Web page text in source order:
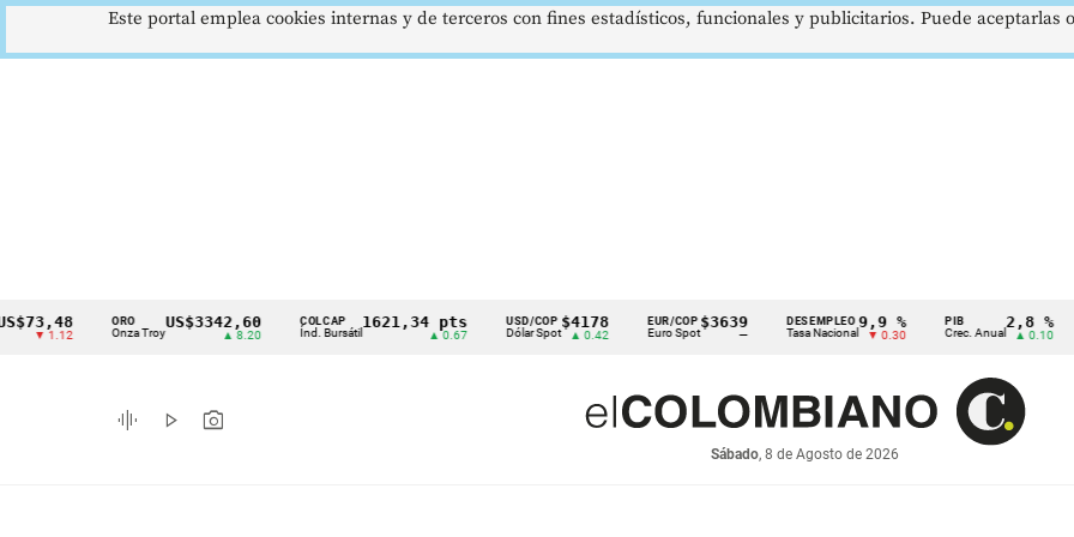
Cintillo
indicadores
económicos
ORO
Onza Troy
US$3342,60 COLCAP
Índ. Bursátil
1621,34 pts USD/COP
Dólar Spot
$4178
▲ 0.42
EUR/COP
Euro Spot
$3639
—
DESEMPLEO
Tasa Nacional
9,9 %
▼ 0.30
PIB
Crec. Anual
2,8 %
▲ 0.10
TRM
Tasa
graphic_eq play_arrow photo_camera
Sábado, 8 de Agosto de 2026
Este portal emplea cookies internas y de terceros con fines estadísticos, funcionales y publicitarios. Puede aceptarlas